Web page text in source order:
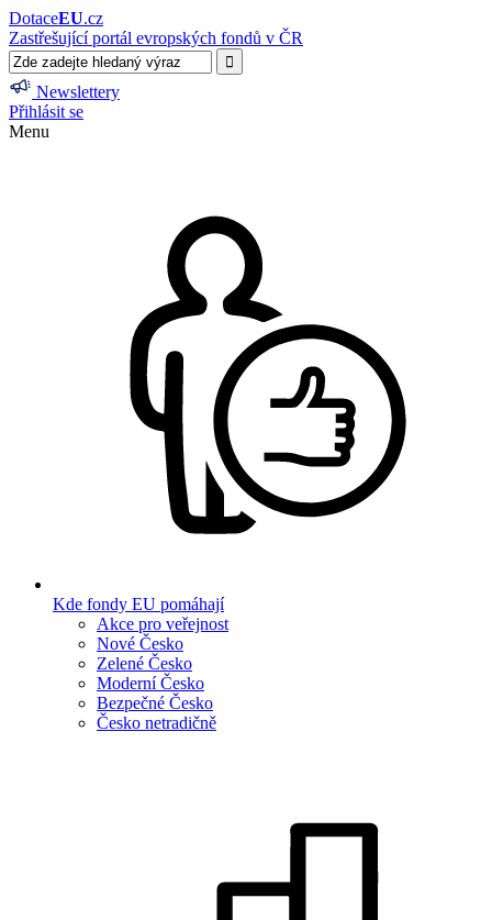
DotaceEU.cz
Zastřešující portál evropských fondů v ČR
Newslettery
Přihlásit se
Menu
Kde fondy EU pomáhají
Akce pro veřejnost
Nové Česko
Zelené Česko
Moderní Česko
Bezpečné Česko
Česko netradičně